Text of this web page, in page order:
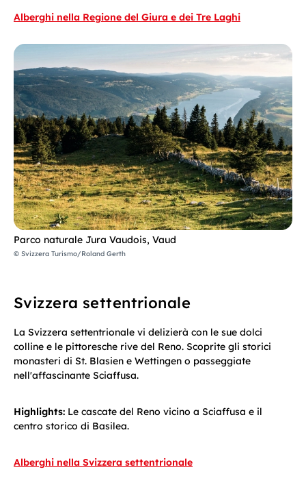
Alberghi nella Regione del Giura e dei Tre Laghi
Parco naturale Jura Vaudois, Vaud
© Svizzera Turismo/Roland Gerth
Svizzera settentrionale
La Svizzera settentrionale vi delizierà con le sue dolci
colline e le pittoresche rive del Reno. Scoprite gli storici
monasteri di St. Blasien e Wettingen o passeggiate
nell'affascinante Sciaffusa.
Highlights: Le cascate del Reno vicino a Sciaffusa e il
centro storico di Basilea.
Alberghi nella Svizzera settentrionale